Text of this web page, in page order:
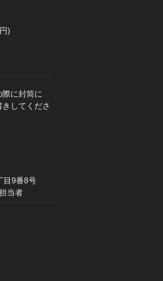
)
に封筒に
してくださ
9番8号
当者